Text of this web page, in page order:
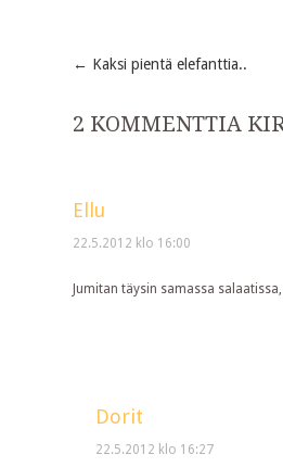
Post
navigation
← Kaksi pientä elefanttia..
2 KOMMENTTIA
Ellu
22.5.2012 klo 16:00
Jumitan täysin samassa
Dorit
22.5.2012 klo 16:27